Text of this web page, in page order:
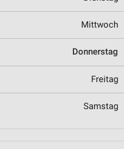
Mittwoch
Donnerstag
Freitag
Samstag